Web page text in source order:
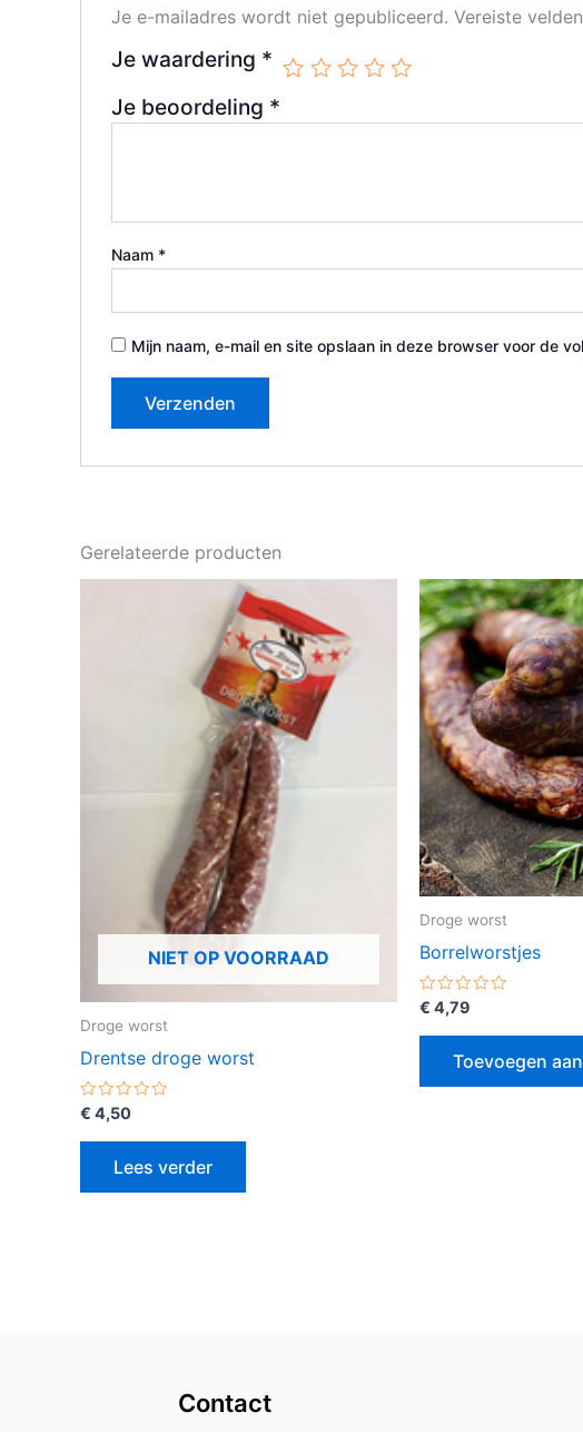
Je e-mailadres wordt niet gepubliceerd. Vereiste
Je waardering *
Je beoordeling *
Naam *
Mijn naam, e-mail en site opslaan in deze browser voor de
Gerelateerde producten
NIET OP VOORRAAD
Droge worst
Drentse droge worst
Gewaardeerd
uit
€ 4,50
Lees verder
Droge worst
Borrelworstjes
Gewaardeerd
uit
€ 4,79
Toevoegen
Contact